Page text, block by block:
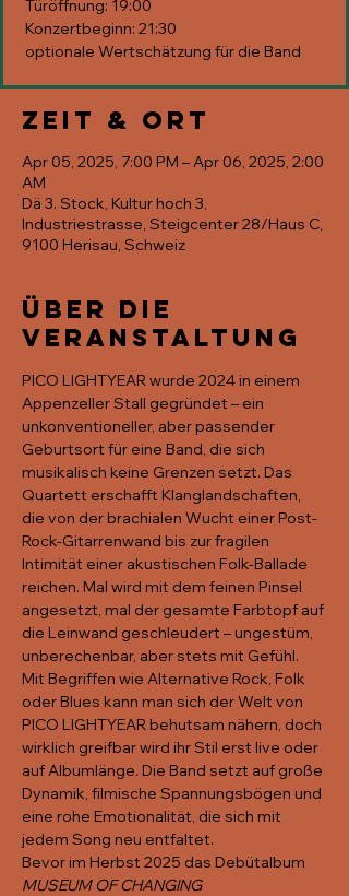
Türöffnung: 19:00
Konzertbeginn: 21:30
optionale Wertschätzung für die Band
Zeit & Ort
Apr 05, 2025, 7:00 PM – Apr 06, 2025, 2:00
AM
Dä 3. Stock, Kultur hoch 3,
Industriestrasse, Steigcenter 28/Haus C,
9100 Herisau, Schweiz
Über die
Veranstaltung
PICO LIGHTYEAR wurde 2024 in einem
Appenzeller Stall gegründet – ein
unkonventioneller, aber passender
Geburtsort für eine Band, die sich
musikalisch keine Grenzen setzt. Das
Quartett erschafft Klanglandschaften,
die von der brachialen Wucht einer Post-
Rock-Gitarrenwand bis zur fragilen
Intimität einer akustischen Folk-Ballade
reichen. Mal wird mit dem feinen Pinsel
angesetzt, mal der gesamte Farbtopf auf
die Leinwand geschleudert – ungestüm,
unberechenbar, aber stets mit Gefühl.
Mit Begriffen wie Alternative Rock, Folk
oder Blues kann man sich der Welt von
PICO LIGHTYEAR behutsam nähern, doch
wirklich greifbar wird ihr Stil erst live oder
auf Albumlänge. Die Band setzt auf große
Dynamik, filmische Spannungsbögen und
eine rohe Emotionalität, die sich mit
jedem Song neu entfaltet.
Bevor im Herbst 2025 das Debütalbum
MUSEUM OF CHANGING